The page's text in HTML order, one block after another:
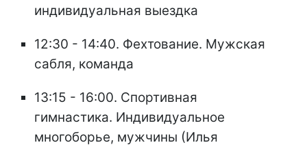
индивидуальная выездка
12:30 - 14:40. Фехтование. Мужская
сабля, команда
13:15 - 16:00. Спортивная
гимнастика. Индивидуальное
многоборье, мужчины (Илья